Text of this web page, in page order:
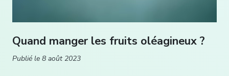
Quand manger les fruits oléagineux ?
Publié le 8 août 2023